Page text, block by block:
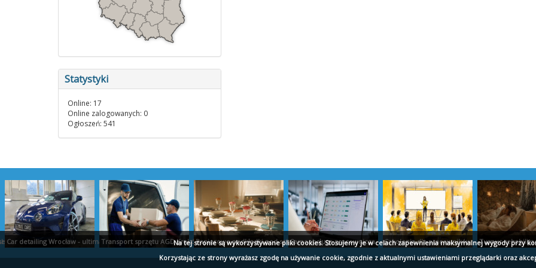
Statystyki
Online: 17
Online zalogowanych: 0
Ogłoszeń: 541
zabytków
Car detailing Wrocław - ultimatecars.plTransport sprzętu AGD Kraków - przeprowadzki-krakow.com.pl
Papierowe podkładki pod szklanki - eco-serwet.pl
Samoobsługa pracownicza - dmz.plSzkolenia dla pracowników - umio.to
Turnus
Na tej stronie są wykorzystywane pliki cookies. Stosujemy je w celach zapewnienia maksymalnej wygody przy
Korzystając ze strony wyrażasz zgodę na używanie cookie, zgodnie z aktualnymi ustawieniami przeglądarki oraz